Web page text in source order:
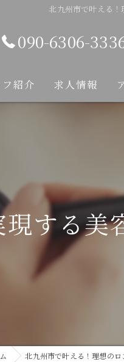
北九州市で叶える
090-6306-
紹介 求人情報
する美
北九州市で叶える！理想の